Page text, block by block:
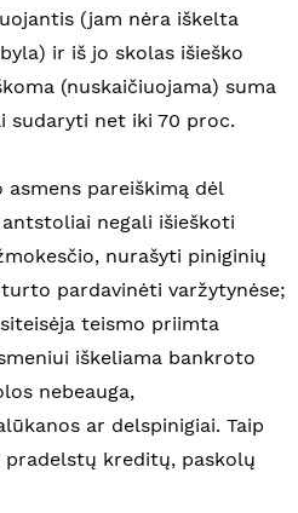
(jam nėra iškelta
ir iš jo skolas išieško
(nuskaičiuojama) suma
sudaryti net iki 70 proc.
pareiškimą dėl
negali išieškoti
nurašyti piniginių
pardavinėti varžytynėse;
teismo priimta
iškeliama bankroto
nebeauga,
ar delspinigiai. Taip
kreditų, paskolų